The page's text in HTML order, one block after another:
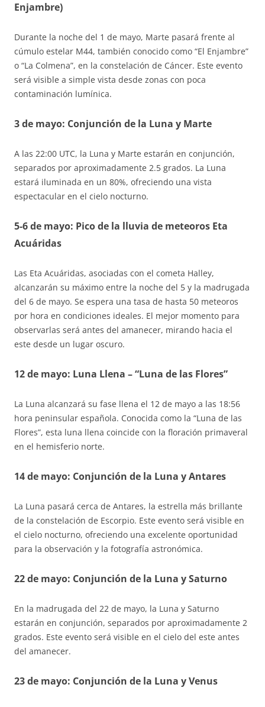
Enjambre)
Durante la noche del 1 de mayo, Marte pasará frente al
cúmulo estelar M44, también conocido como “El Enjambre”
o “La Colmena”, en la constelación de Cáncer. Este evento
será visible a simple vista desde zonas con poca
contaminación lumínica.
3 de mayo: Conjunción de la Luna y Marte
A las 22:00 UTC, la Luna y Marte estarán en conjunción,
separados por aproximadamente 2.5 grados. La Luna
estará iluminada en un 80%, ofreciendo una vista
espectacular en el cielo nocturno.
5-6 de mayo: Pico de la lluvia de meteoros Eta
Acuáridas
Las Eta Acuáridas, asociadas con el cometa Halley,
alcanzarán su máximo entre la noche del 5 y la madrugada
del 6 de mayo. Se espera una tasa de hasta 50 meteoros
por hora en condiciones ideales. El mejor momento para
observarlas será antes del amanecer, mirando hacia el
este desde un lugar oscuro.
12 de mayo: Luna Llena – “Luna de las Flores”
La Luna alcanzará su fase llena el 12 de mayo a las 18:56
hora peninsular española. Conocida como la “Luna de las
Flores”, esta luna llena coincide con la floración primaveral
en el hemisferio norte.
14 de mayo: Conjunción de la Luna y Antares
La Luna pasará cerca de Antares, la estrella más brillante
de la constelación de Escorpio. Este evento será visible en
el cielo nocturno, ofreciendo una excelente oportunidad
para la observación y la fotografía astronómica.
22 de mayo: Conjunción de la Luna y Saturno
En la madrugada del 22 de mayo, la Luna y Saturno
estarán en conjunción, separados por aproximadamente 2
grados. Este evento será visible en el cielo del este antes
del amanecer.
23 de mayo: Conjunción de la Luna y Venus